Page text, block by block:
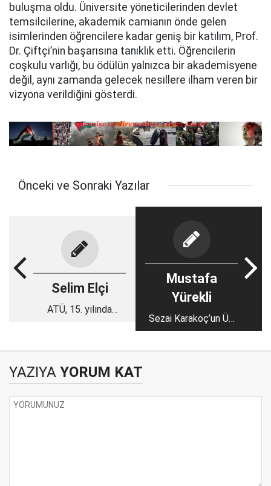
buluşma oldu. Üniversite yöneticilerinden devlet
temsilcilerine, akademik camianın önde gelen
isimlerinden öğrencilere kadar geniş bir katılım, Prof.
Dr. Çiftçi’nin başarısına tanıklık etti. Öğrencilerin
coşkulu varlığı, bu ödülün yalnızca bir akademisyene
değil, aynı zamanda gelecek nesillere ilham veren bir
vizyona verildiğini gösterdi.
Önceki ve Sonraki Yazılar
Selim Elçi
ATÜ, 15. yılında
Mustafa
Yürekli
Sezai Karakoç’un Üç
Türkiye Tasavvuru:
YAZIYA YORUM KAT